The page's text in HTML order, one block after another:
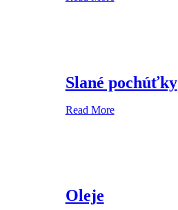
Slané pochúťky
Read More
Oleje